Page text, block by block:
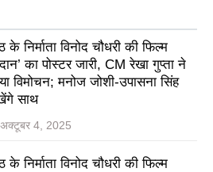
के निर्माता विनोद चौधरी की फिल्म
का पोस्टर जारी, CM रेखा गुप्ता ने
विमोचन; मनोज जोशी-उपासना सिंह
साथ
अक्टूबर 4, 2025
के निर्माता विनोद चौधरी की फिल्म